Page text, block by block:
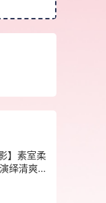
】素室柔
绎清爽